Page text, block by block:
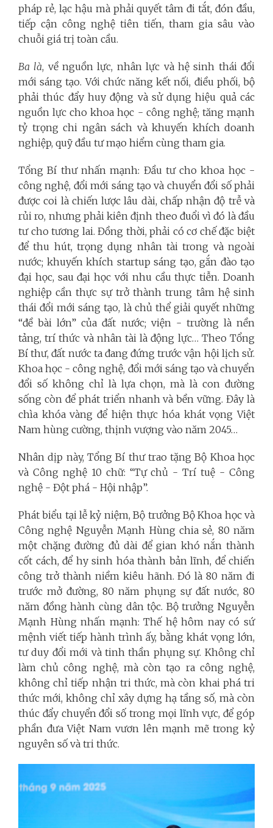
pháp rẻ, lạc hậu mà phải quyết tâm đi tắt, đón đầu,
tiếp cận công nghệ tiên tiến, tham gia sâu vào
chuỗi giá trị toàn cầu.
Ba là, về nguồn lực, nhân lực và hệ sinh thái đổi
mới sáng tạo. Với chức năng kết nối, điều phối, bộ
phải thúc đẩy huy động và sử dụng hiệu quả các
nguồn lực cho khoa học - công nghệ; tăng mạnh
tỷ trọng chi ngân sách và khuyến khích doanh
nghiệp, quỹ đầu tư mạo hiểm cùng tham gia.
Tổng Bí thư nhấn mạnh: Đầu tư cho khoa học -
công nghệ, đổi mới sáng tạo và chuyển đổi số phải
được coi là chiến lược lâu dài, chấp nhận độ trễ và
rủi ro, nhưng phải kiên định theo đuổi vì đó là đầu
tư cho tương lai. Đồng thời, phải có cơ chế đặc biệt
để thu hút, trọng dụng nhân tài trong và ngoài
nước; khuyến khích startup sáng tạo, gắn đào tạo
đại học, sau đại học với nhu cầu thực tiễn. Doanh
nghiệp cần thực sự trở thành trung tâm hệ sinh
thái đổi mới sáng tạo, là chủ thể giải quyết những
“đề bài lớn” của đất nước; viện - trường là nền
tảng, trí thức và nhân tài là động lực… Theo Tổng
Bí thư, đất nước ta đang đứng trước vận hội lịch sử.
Khoa học - công nghệ, đổi mới sáng tạo và chuyển
đổi số không chỉ là lựa chọn, mà là con đường
sống còn để phát triển nhanh và bền vững. Đây là
chìa khóa vàng để hiện thực hóa khát vọng Việt
Nam hùng cường, thịnh vượng vào năm 2045…
Nhân dịp này, Tổng Bí thư trao tặng Bộ Khoa học
và Công nghệ 10 chữ: “Tự chủ - Trí tuệ - Công
nghệ - Đột phá - Hội nhập”.
Phát biểu tại lễ kỷ niệm, Bộ trưởng Bộ Khoa học và
Công nghệ Nguyễn Mạnh Hùng chia sẻ, 80 năm
một chặng đường đủ dài để gian khó nắn thành
cốt cách, để hy sinh hóa thành bản lĩnh, để chiến
công trở thành niềm kiêu hãnh. Đó là 80 năm đi
trước mở đường, 80 năm phụng sự đất nước, 80
năm đồng hành cùng dân tộc. Bộ trưởng Nguyễn
Mạnh Hùng nhấn mạnh: Thế hệ hôm nay có sứ
mệnh viết tiếp hành trình ấy, bằng khát vọng lớn,
tư duy đổi mới và tinh thần phụng sự. Không chỉ
làm chủ công nghệ, mà còn tạo ra công nghệ,
không chỉ tiếp nhận tri thức, mà còn khai phá tri
thức mới, không chỉ xây dựng hạ tầng số, mà còn
thúc đẩy chuyển đổi số trong mọi lĩnh vực, để góp
phần đưa Việt Nam vươn lên mạnh mẽ trong kỷ
nguyên số và tri thức.